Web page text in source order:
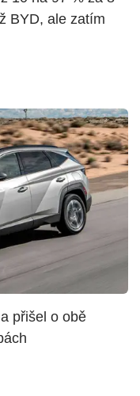
BYD, ale zatím
přišel o obě